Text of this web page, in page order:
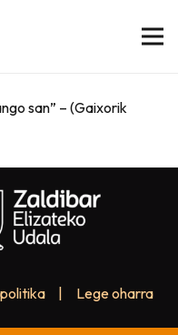
san” – (Gaixorik
Lege oharra